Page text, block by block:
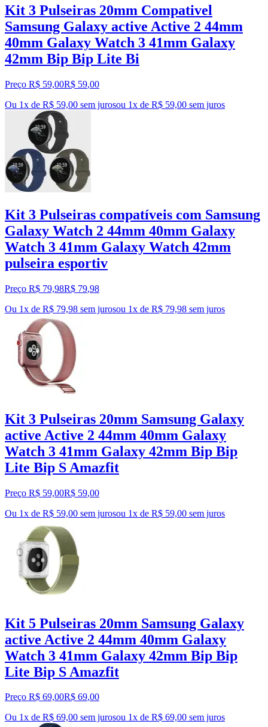
Kit 3 Pulseiras 20mm Compativel
Samsung Galaxy active Active 2 44mm
40mm Galaxy Watch 3 41mm Galaxy
42mm Bip Bip Lite Bi
Preço R$ 59,00R$ 59,00
Ou 1x de R$ 59,00 sem jurosou 1x de R$ 59,00 sem juros
Kit 3 Pulseiras compatíveis com Samsung
Galaxy Watch 2 44mm 40mm Galaxy
Watch 3 41mm Galaxy Watch 42mm
pulseira esportiv
Preço R$ 79,98R$ 79,98
Ou 1x de R$ 79,98 sem jurosou 1x de R$ 79,98 sem juros
Kit 3 Pulseiras 20mm Samsung Galaxy
active Active 2 44mm 40mm Galaxy
Watch 3 41mm Galaxy 42mm Bip Bip
Lite Bip S Amazfit
Preço R$ 59,00R$ 59,00
Ou 1x de R$ 59,00 sem jurosou 1x de R$ 59,00 sem juros
Kit 5 Pulseiras 20mm Samsung Galaxy
active Active 2 44mm 40mm Galaxy
Watch 3 41mm Galaxy 42mm Bip Bip
Lite Bip S Amazfit
Preço R$ 69,00R$ 69,00
Ou 1x de R$ 69,00 sem jurosou 1x de R$ 69,00 sem juros